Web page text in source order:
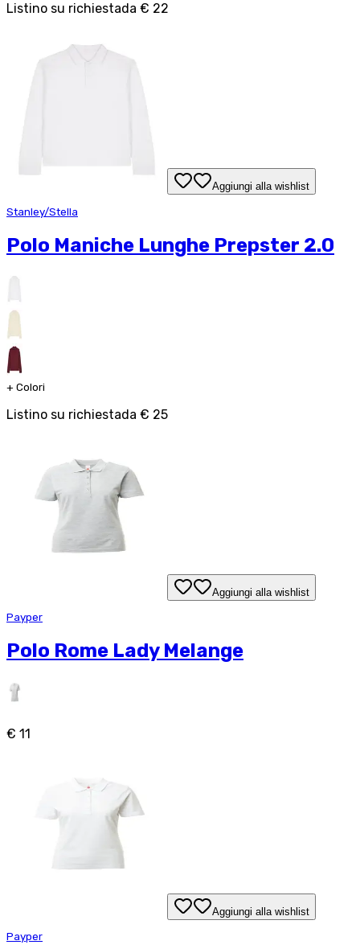
Listino su richiestada € 22
Aggiungi alla wishlist
Stanley/Stella
Polo Maniche Lunghe Prepster 2.0
+ Colori
Listino su richiestada € 25
Aggiungi alla wishlist
Payper
Polo Rome Lady Melange
€ 11
Aggiungi alla wishlist
Payper